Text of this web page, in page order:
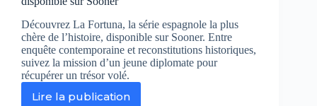
Découvrez La Fortuna, la série espagnole la plus
chère de l’histoire, disponible sur Sooner. Entre
enquête contemporaine et reconstitutions historiques,
suivez la mission d’un jeune diplomate pour
récupérer un trésor volé.
Lire la publication
La